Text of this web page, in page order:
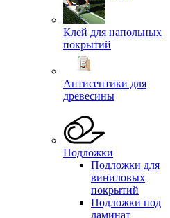
Клей для напольных
покрытий
Антисептики для
древесины
Подложки
Подложки для
виниловых
покрытий
Подложки под
ламинат